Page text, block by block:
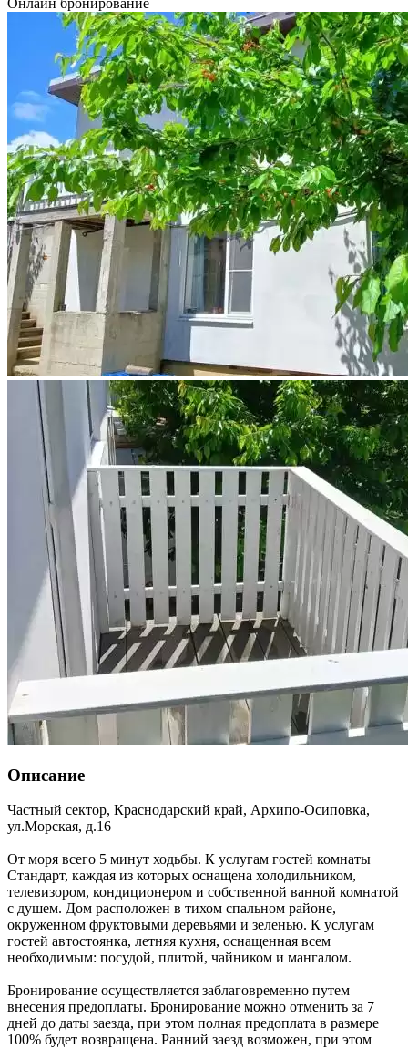
Описание
Частный сектор, Краснодарский край, Архипо-Осиповка,
ул.Морская, д.16
От моря всего 5 минут ходьбы. К услугам гостей комнаты
Стандарт, каждая из которых оснащена холодильником,
телевизором, кондиционером и собственной ванной комнатой
с душем. Дом расположен в тихом спальном районе,
окруженном фруктовыми деревьями и зеленью. К услугам
гостей автостоянка, летняя кухня, оснащенная всем
необходимым: посудой, плитой, чайником и мангалом.
Бронирование осуществляется заблаговременно путем
внесения предоплаты. Бронирование можно отменить за 7
дней до даты заезда, при этом полная предоплата в размере
100% будет возвращена. Ранний заезд возможен, при этом